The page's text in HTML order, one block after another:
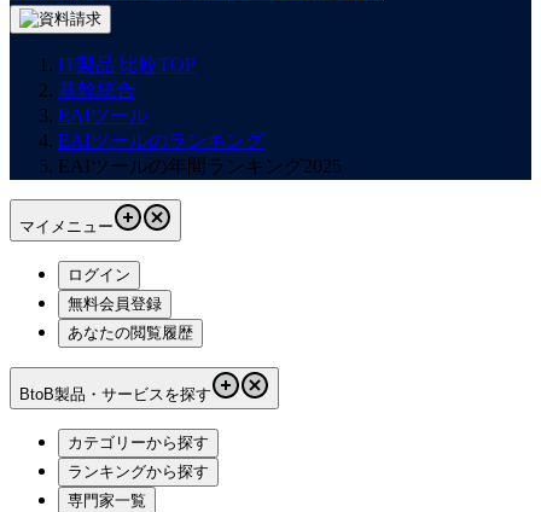
IT製品 比較TOP
基幹統合
EAIツール
EAIツールのランキング
EAIツールの年間ランキング2025
マイメニュー
ログイン
無料会員登録
あなたの閲覧履歴
BtoB製品・サービスを探す
カテゴリーから探す
ランキングから探す
専門家一覧